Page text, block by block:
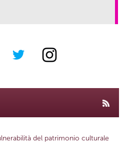
del patrimonio culturale